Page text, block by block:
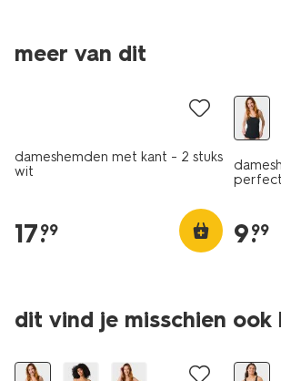
meer van dit
2 stuks
dameshemden met kant - 2 stuks
wit
17.
99 9.
99
dit vind je misschien ook
30%